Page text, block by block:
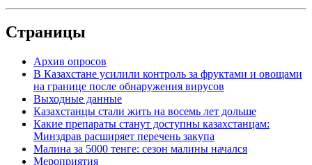
Страницы
Архив опросов
В Казахстане усилили контроль за фруктами и овощами
на границе после обнаружения вирусов
Выходные данные
Казахстанцы стали жить на восемь лет дольше
Какие препараты станут доступны казахстанцам:
Минздрав расширяет перечень закупа
Малина за 5000 тенге: сезон малины начался
Мероприятия